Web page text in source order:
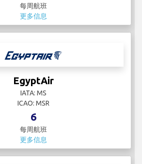
每周航班
更多信息
EgyptAir
IATA: MS
ICAO: MSR
6
每周航班
更多信息